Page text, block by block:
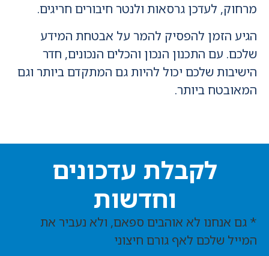
מרחוק, לעדכן גרסאות ולנטר חיבורים חריגים.
הגיע הזמן להפסיק להמר על אבטחת המידע
שלכם. עם התכנון הנכון והכלים הנכונים, חדר
הישיבות שלכם יכול להיות גם המתקדם ביותר וגם
המאובטח ביותר.
לקבלת עדכונים
וחדשות
* גם אנחנו לא אוהבים ספאם, ולא נעביר את
המייל שלכם לאף גורם חיצוני